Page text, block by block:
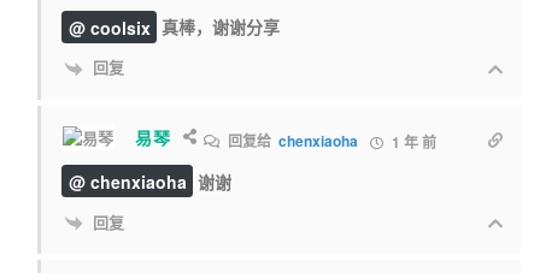
@ coolsix 真棒，谢谢分享
回复
易琴 回复给chenxiaoha 1 年 前
@ chenxiaoha 谢谢
回复